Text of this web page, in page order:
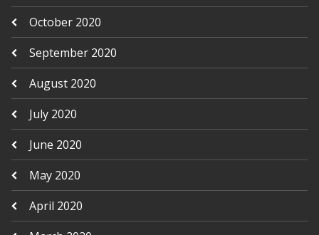
October 2020
September 2020
August 2020
July 2020
June 2020
May 2020
April 2020